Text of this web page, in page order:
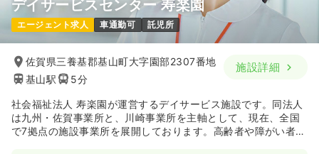
デイサービスセンター 寿楽園
エージェント求人 車通勤可 託児所
佐賀県三養基郡基山町大字園部2307番地
基山駅
5分
施設詳細
社会福祉法人 寿楽園が運営するデイサービス施設です。同法人
は九州・佐賀事業所と、川崎事業所を主軸として、現在、全国
で7拠点の施設事業所を展開しております。高齢者や障がい者の